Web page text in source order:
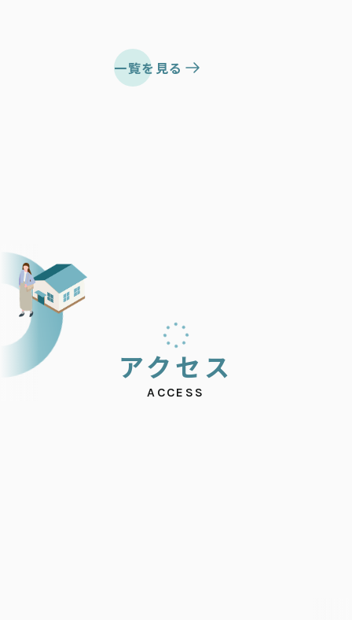
一覧を見る
アクセ ス
ACCESS